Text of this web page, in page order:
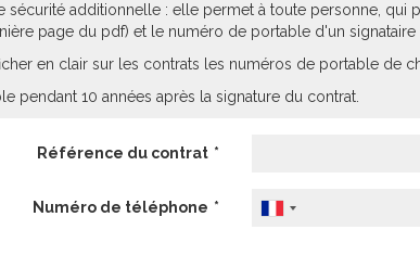
sécurité additionnelle : elle permet à toute personne,
page du pdf) et le numéro de portable d'un
en clair sur les contrats les numéros de portable de
pendant 10 années après la signature du contrat.
Référence du contrat
Numéro de téléphone